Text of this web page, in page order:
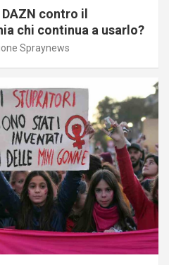
contro il
chi continua a usarlo?
Spraynews